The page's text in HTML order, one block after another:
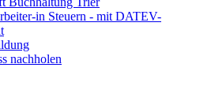
in Steuern - mit DATEV-
nachholen